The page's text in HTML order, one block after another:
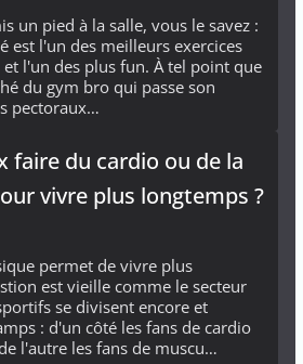
un pied à la salle, vous le savez :
est l'un des meilleurs exercices
l'un des plus fun. À tel point que
du gym bro qui passe son
pectoraux…
faire du cardio ou de la
vivre plus longtemps ?
permet de vivre plus
est vieille comme le secteur
se divisent encore et
: d'un côté les fans de cardio
l'autre les fans de muscu…